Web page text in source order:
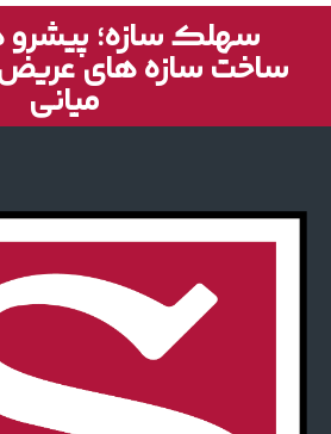
سهلک سازه؛ پیشرو
ساخت سازه های
میانی